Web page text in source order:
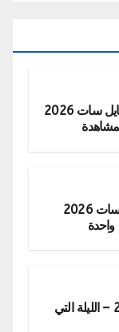
تردد قناة LaLiga TV على النايل سات 2026
التردد الشبكي الشامل لنايل سات 2026
نصف نهائي أمم أفريقيا 2026 – الليلة التي